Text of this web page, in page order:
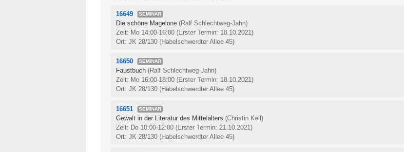
16649 SEMINAR
Die schöne Magelone (Ralf Schlechtweg-Jahn)
Zeit: Mo 14:00-16:00 (Erster Termin: 18.10.2021)
Ort: JK 28/130 (Habelschwerdter Allee 45)
16650 SEMINAR
Faustbuch (Ralf Schlechtweg-Jahn)
Zeit: Mo 16:00-18:00 (Erster Termin: 18.10.2021)
Ort: JK 28/130 (Habelschwerdter Allee 45)
16651 SEMINAR
Gewalt in der Literatur des Mittelalters (Christin Keil)
Zeit: Do 10:00-12:00 (Erster Termin: 21.10.2021)
Ort: JK 28/130 (Habelschwerdter Allee 45)